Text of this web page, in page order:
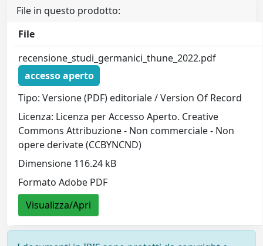
File in questo prodotto:
File
recensione_studi_germanici_thune_2022.pdf
accesso aperto
Tipo: Versione (PDF) editoriale / Version Of Record
Licenza: Licenza per Accesso Aperto. Creative
Commons Attribuzione - Non commerciale - Non
opere derivate (CCBYNCND)
Dimensione 116.24 kB
Formato Adobe PDF
Visualizza/Apri